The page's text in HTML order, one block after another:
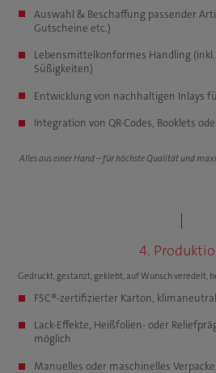
Auswahl & Beschaffung passender
Gutscheine etc.)
Lebensmittelkonformes Handling
Süßigkeiten)
Entwicklung von nachhaltigen Inlays
Integration von QR-Codes, Booklets
Alles aus einer Hand – für höchste Qualität und
4.
Gedruckt, gestanzt, geklebt, auf Wunsch veredelt,
FSC®-zertifizierter Karton,
Lack-Effekte, Heißfolien- oder
möglich
Manuelles oder maschinelles